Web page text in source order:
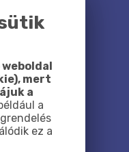
mert
a
a
ez a